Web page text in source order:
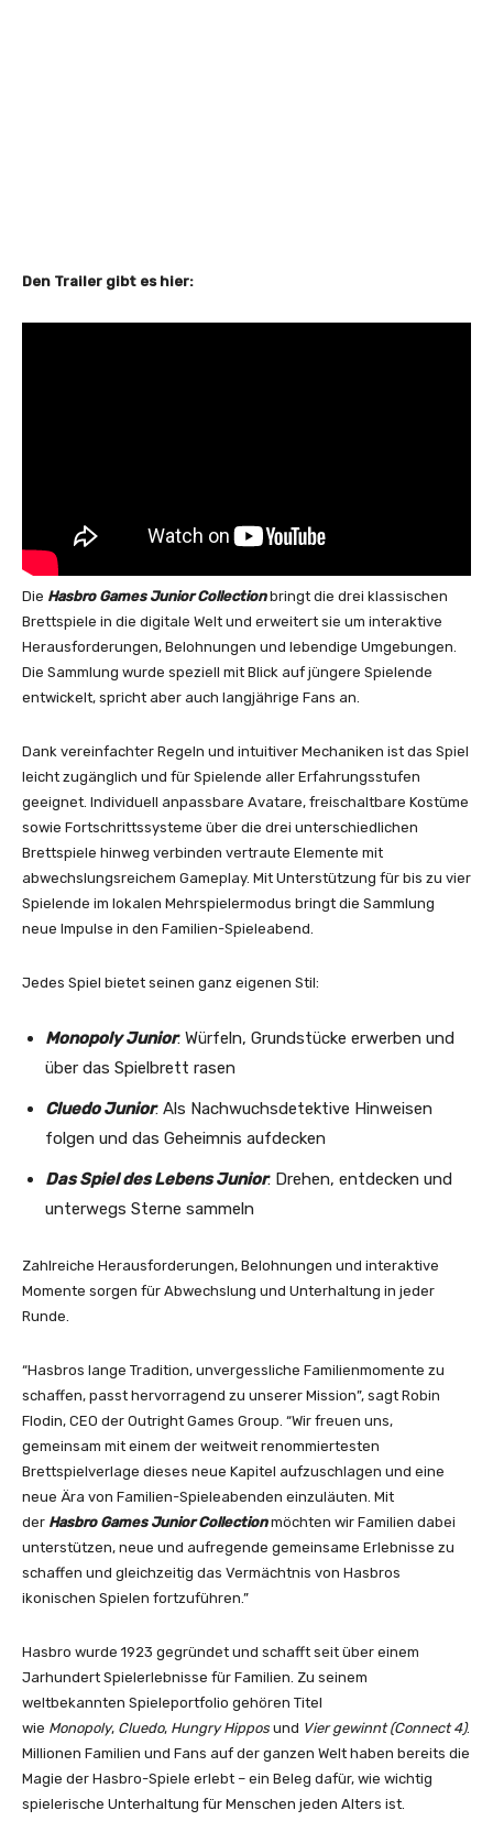
Den Trailer gibt es hier:
Die Hasbro Games Junior Collectionbringt die drei klassischen
Brettspiele in die digitale Welt und erweitert sie um interaktive
Herausforderungen, Belohnungen und lebendige Umgebungen.
Die Sammlung wurde speziell mit Blick auf jüngere Spielende
entwickelt, spricht aber auch langjährige Fans an.
Dank vereinfachter Regeln und intuitiver Mechaniken ist das Spiel
leicht zugänglich und für Spielende aller Erfahrungsstufen
geeignet. Individuell anpassbare Avatare, freischaltbare Kostüme
sowie Fortschrittssysteme über die drei unterschiedlichen
Brettspiele hinweg verbinden vertraute Elemente mit
abwechslungsreichem Gameplay. Mit Unterstützung für bis zu vier
Spielende im lokalen Mehrspielermodus bringt die Sammlung
neue Impulse in den Familien-Spieleabend.
Jedes Spiel bietet seinen ganz eigenen Stil:
Monopoly Junior: Würfeln, Grundstücke erwerben und
über das Spielbrett rasen
Cluedo Junior: Als Nachwuchsdetektive Hinweisen
folgen und das Geheimnis aufdecken
Das Spiel des Lebens Junior: Drehen, entdecken und
unterwegs Sterne sammeln
Zahlreiche Herausforderungen, Belohnungen und interaktive
Momente sorgen für Abwechslung und Unterhaltung in jeder
Runde.
“Hasbros lange Tradition, unvergessliche Familienmomente zu
schaffen, passt hervorragend zu unserer Mission”, sagt Robin
Flodin, CEO der Outright Games Group. “Wir freuen uns,
gemeinsam mit einem der weitweit renommiertesten
Brettspielverlage dieses neue Kapitel aufzuschlagen und eine
neue Ära von Familien-Spieleabenden einzuläuten. Mit
der Hasbro Games Junior Collectionmöchten wir Familien dabei
unterstützen, neue und aufregende gemeinsame Erlebnisse zu
schaffen und gleichzeitig das Vermächtnis von Hasbros
ikonischen Spielen fortzuführen.”
Hasbro wurde 1923 gegründet und schafft seit über einem
Jarhundert Spielerlebnisse für Familien. Zu seinem
weltbekannten Spieleportfolio gehören Titel
wie Monopoly, Cluedo, Hungry Hippos und Vier gewinnt (Connect 4).
Millionen Familien und Fans auf der ganzen Welt haben bereits die
Magie der Hasbro-Spiele erlebt – ein Beleg dafür, wie wichtig
spielerische Unterhaltung für Menschen jeden Alters ist.